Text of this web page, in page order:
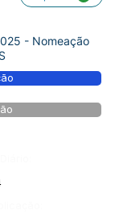
- Nomeação